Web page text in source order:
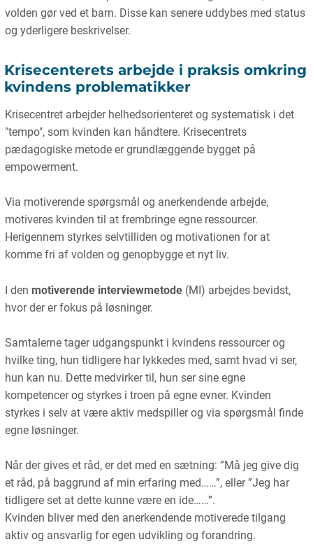
volden gør ved et barn. Disse kan senere uddybes med status
og yderligere beskrivelser.
Krisecenterets arbejde i praksis omkring
kvindens problematikker
Krisecentret arbejder helhedsorienteret og systematisk i det
"tempo", som kvinden kan håndtere. Krisecentrets
pædagogiske metode er grundlæggende bygget på
empowerment.
Via motiverende spørgsmål og anerkendende arbejde,
motiveres kvinden til at frembringe egne ressourcer.
Herigennem styrkes selvtilliden og motivationen for at
komme fri af volden og genopbygge et nyt liv.
I den motiverende interviewmetode (MI) arbejdes bevidst,
hvor der er fokus på løsninger.
Samtalerne tager udgangspunkt i kvindens ressourcer og
hvilke ting, hun tidligere har lykkedes med, samt hvad vi ser,
hun kan nu. Dette medvirker til, hun ser sine egne
kompetencer og styrkes i troen på egne evner. Kvinden
styrkes i selv at være aktiv medspiller og via spørgsmål finde
egne løsninger.
Når der gives et råd, er det med en sætning: ”Må jeg give dig
et råd, på baggrund af min erfaring med……”, eller ”Jeg har
tidligere set at dette kunne være en ide……”.
Kvinden bliver med den anerkendende motiverede tilgang
aktiv og ansvarlig for egen udvikling og forandring.